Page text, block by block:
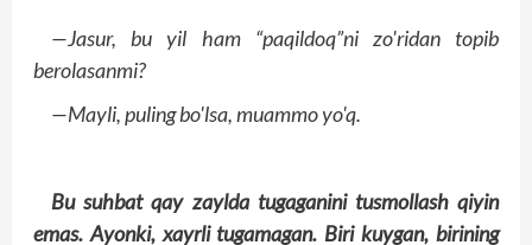
—Jasur, bu yil ham “paqildoq”ni zo'ridan topib
berolasanmi?
—Mayli, puling bo'lsa, muammo yo'q.
Bu suhbat qay zaylda tugaganini tusmollash qiyin
emas. Ayonki, xayrli tugamagan. Biri kuygan, birining